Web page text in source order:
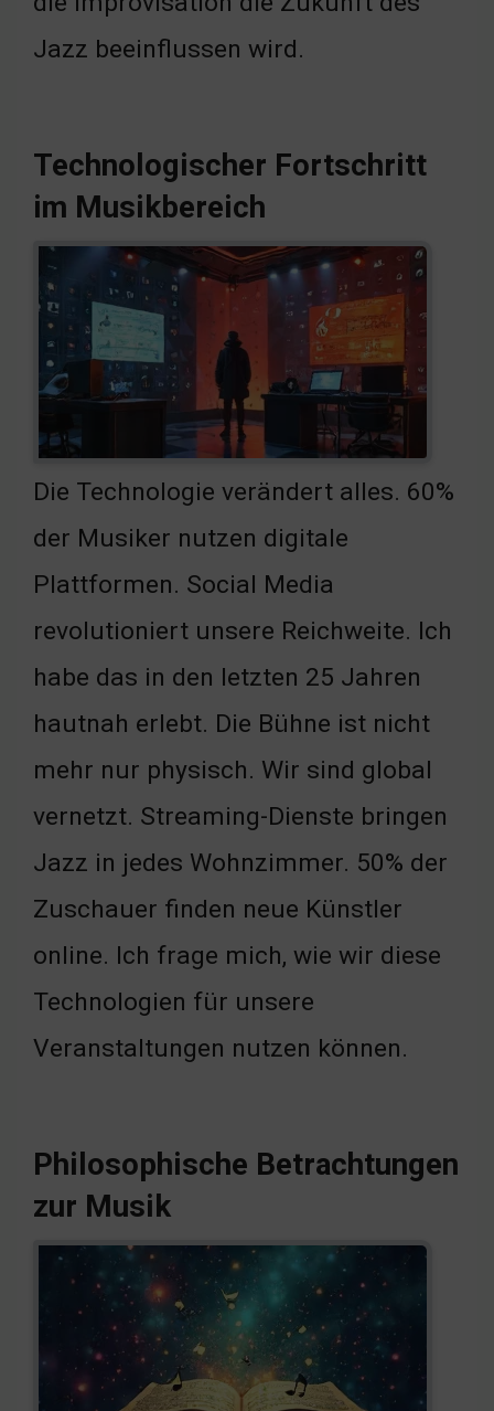
Jazz beeinflussen wird.
Technologischer Fortschritt
im Musikbereich
Die Technologie verändert alles. 60%
der Musiker nutzen digitale
Plattformen. Social Media
revolutioniert unsere Reichweite. Ich
habe das in den letzten 25 Jahren
hautnah erlebt. Die Bühne ist nicht
mehr nur physisch. Wir sind global
vernetzt. Streaming-Dienste bringen
Jazz in jedes Wohnzimmer. 50% der
Zuschauer finden neue Künstler
online. Ich frage mich, wie wir diese
Technologien für unsere
Veranstaltungen nutzen können.
Philosophische Betrachtungen
zur Musik